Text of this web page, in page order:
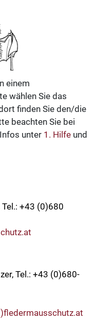
einem
wählen Sie das
finden Sie den/die
beachten Sie bei
unter 1. Hilfe und
+43 (0)680
Tel.: +43 (0)680-